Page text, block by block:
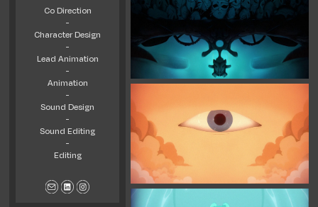
Co Direction
-
Character Design
-
Lead Animation
-
Animation
-
Sound Design
-
Sound Editing
-
Editing